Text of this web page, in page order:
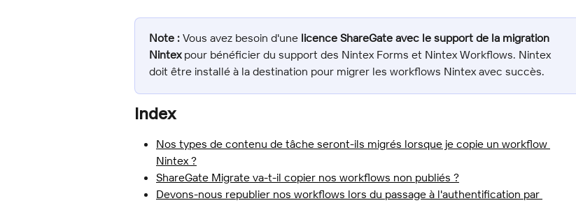
Note : Vous avez besoin d'une licence ShareGate avec le support de la migration
Nintex pour bénéficier du support des Nintex Forms et Nintex Workflows. Nintex
doit être installé à la destination pour migrer les workflows Nintex avec succès.
Index
Nos types de contenu de tâche seront-ils migrés lorsque je copie un workflow
Nintex ?
ShareGate Migrate va-t-il copier nos workflows non publiés ?
Devons-nous republier nos workflows lors du passage à l'authentification par